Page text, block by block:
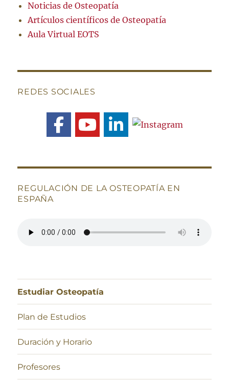
Noticias de Osteopatía
Artículos científicos de Osteopatía
Aula Virtual EOTS
REDES SOCIALES
REGULACIÓN DE LA OSTEOPATÍA EN
ESPAÑA
Estudiar Osteopatía
Plan de Estudios
Duración y Horario
Profesores